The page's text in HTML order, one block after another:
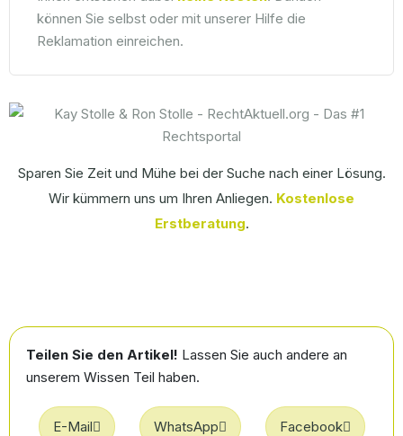
können Sie selbst oder mit unserer Hilfe die
Reklamation einreichen.
Sparen Sie Zeit und Mühe bei der Suche nach einer Lösung.
Wir kümmern uns um Ihren Anliegen. Kostenlose
Erstberatung.
Teilen Sie den Artikel! Lassen Sie auch andere an
unserem Wissen Teil haben.
E-Mail WhatsApp Facebook